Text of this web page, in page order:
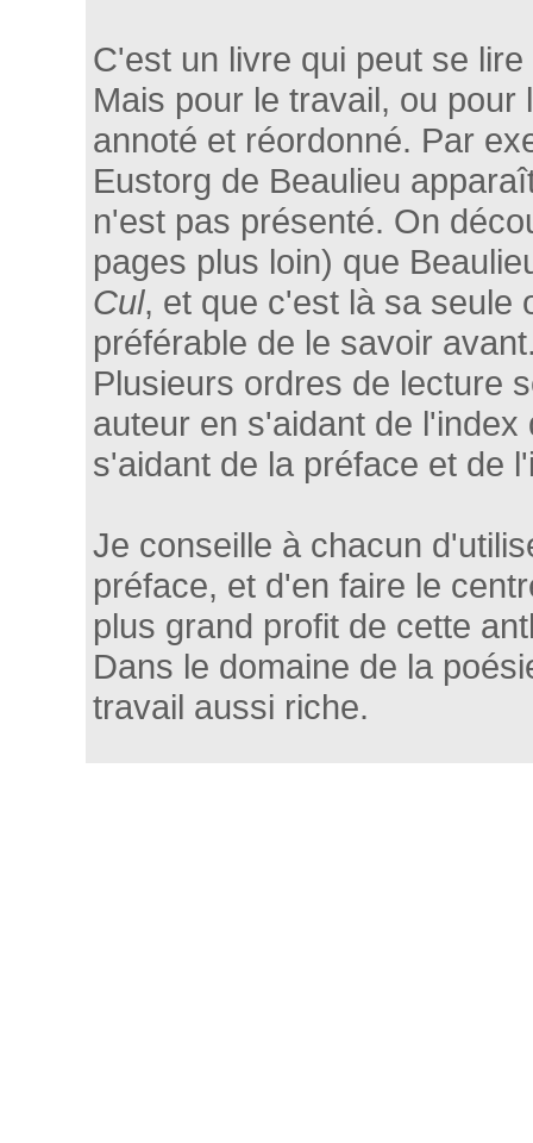
C'est un livre qui peut se
Mais pour le travail, ou pour
annoté et réordonné. Par
Eustorg de Beaulieu
n'est pas présenté. On
pages plus loin) que
Cul, et que c'est là sa seule
préférable de le savoir
Plusieurs ordres de lecture
auteur en s'aidant de
s'aidant de la préface et de
Je conseille à chacun
préface, et d'en faire le
plus grand profit de cette
Dans le domaine de la
travail aussi riche.